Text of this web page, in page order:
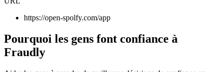
https://open-spolfy.com/app
Pourquoi les gens font confiance à
Fraudly